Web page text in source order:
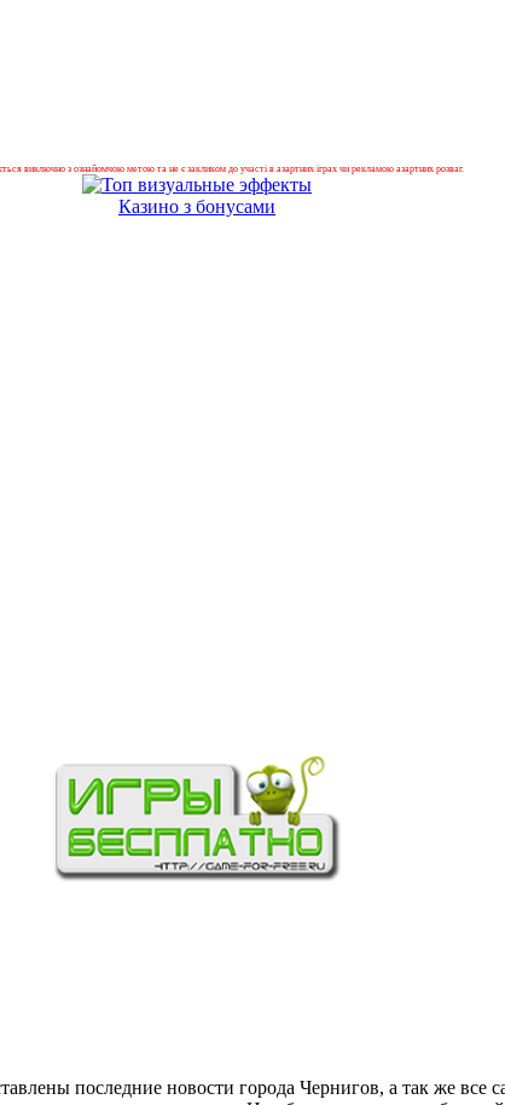
виключно з ознайомчою метою та не є закликом до участі в азартних іграх чи рекламою азартних розваг.
Казино з бонусами
последние новости города Чернигов, а так же